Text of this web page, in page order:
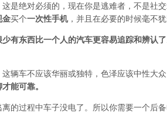
这是绝对必须的，现在你是逃难者，不是社
金买个一次性手机，并且在必要的时候毫不犹
少有东西比一个人的汽车更容易追踪和辨认了
辆车不应该华丽或独特，色泽应该中性大
能可靠。
的过程中车子没电了。所以你需要一个后